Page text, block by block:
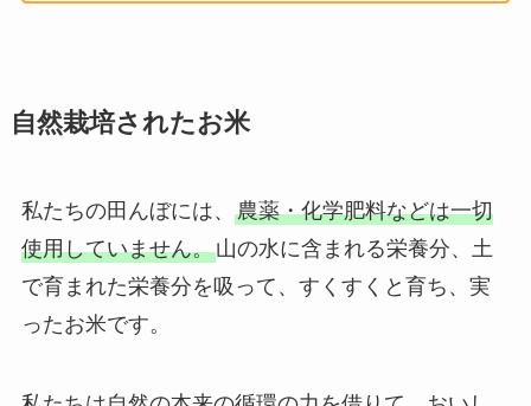
自然栽培されたお米
私たちの田んぼには、 農薬・化学肥料などは一切
使用していません。山の水に含まれる栄養分、土
で育まれた栄養分を吸って、すくすくと育ち、実
ったお米です。